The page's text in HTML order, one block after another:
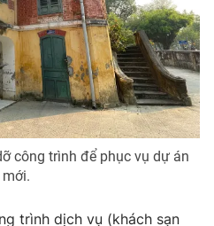
công trình để phục vụ dự án
mới.
trình dịch vụ (khách sạn